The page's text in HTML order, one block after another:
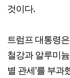
것이다.
트럼프 대통령
철강과 알루미
별 관세'를 부과